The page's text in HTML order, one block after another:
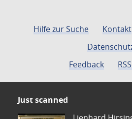
Hilfe zur Suche Kontakt
Feedback
Just scanned